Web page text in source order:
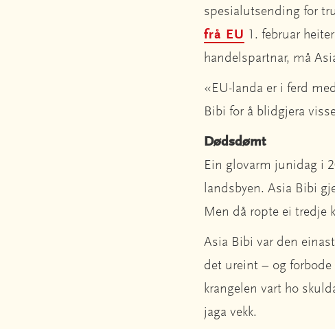
spesialutsending for
frå EU 1. februar
handelspartnar, må
«EU-landa er i ferd
Bibi for å blidgjera
Dødsdømt
Ein glovarm junidag i
landsbyen. Asia Bibi
Men då ropte ei tredje
Asia Bibi var den
det ureint – og
krangelen vart ho
jaga vekk.